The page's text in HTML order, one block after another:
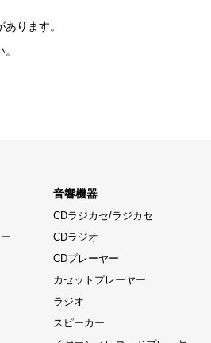
ります。
音響機器
CDラジカセ/ラジカセ
CDラジオ
CDプレーヤー
カセットプレーヤー
ラジオ
スピーカー